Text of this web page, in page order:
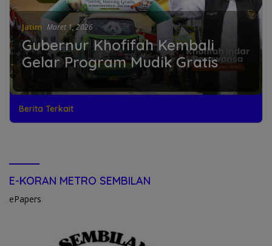
Jatim Maret 1, 2026
Gubernur Khofifah Kembali
Gelar Program Mudik Gratis
Berita Terkait
E-KORAN METRO SEMBILAN
ePapers